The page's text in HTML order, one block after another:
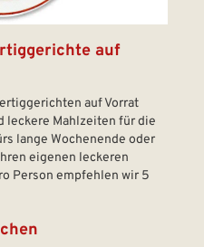
auf
auf Vorrat
leckere Mahlzeiten für die
lange Wochenende oder
eigenen leckeren
Person empfehlen wir 5